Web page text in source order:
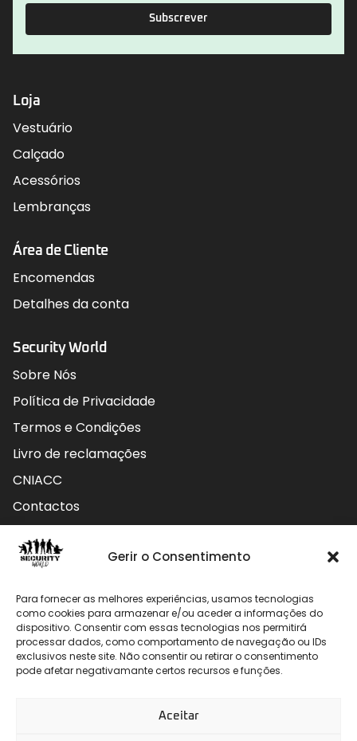
Gerir o Consentimento
Para fornecer as melhores experiências, usamos tecnologias
como cookies para armazenar e/ou aceder a informações do
dispositivo. Consentir com essas tecnologias nos permitirá
processar dados, como comportamento de navegação ou IDs
exclusivos neste site. Não consentir ou retirar o consentimento
pode afetar negativamante certos recursos e funções.
Aceitar
Subscrever
Loja
Vestuário
Calçado
Acessórios
Lembranças
Área de Cliente
Encomendas
Detalhes da conta
Security World
Sobre Nós
Política de Privacidade
Termos e Condições
Livro de reclamações
CNIACC
Contactos
Contactos
912 009 740 (Chamada para rede móvel nacional)
geral@securityworld.pt